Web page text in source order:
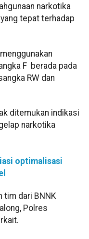
narkotika
tepat terhadap
F berada pada
RW dan
ditemukan indikasi
narkotika
optimalisasi
tim dari BNNK
Polres